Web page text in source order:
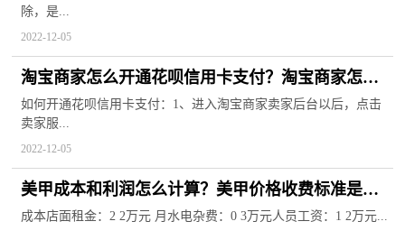
除，是...
2022-12-05
淘宝商家怎么开通花呗信用卡支付？淘宝商家怎么
退款给顾客？
如何开通花呗信用卡支付：1、进入淘宝商家卖家后台以后，点击
卖家服...
2022-12-05
美甲成本和利润怎么计算？美甲价格收费标准是什
么？
成本店面租金：2 2万元 月水电杂费：0 3万元人员工资：1 2万元...